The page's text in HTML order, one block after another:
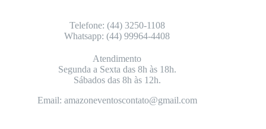
Telefone: (44) 3250-1108
Whatsapp: (44) 99964-4408
Atendimento
Segunda a Sexta das 8h às 18h.
Sábados das 8h às 12h.
Email: amazoneventoscontato@gmail.com